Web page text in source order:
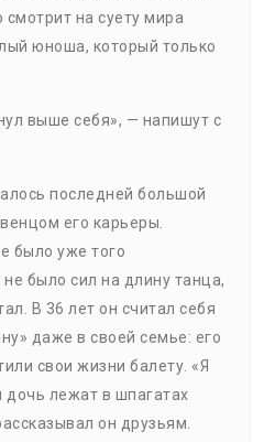
на суету мира
юноша, который только
выше себя», — напишут с
последней большой
его карьеры.
было уже того
было сил на длину танца,
В 36 лет он считал себя
даже в своей семье: его
свои жизни балету. «Я
лежат в шпагатах
он друзьям.